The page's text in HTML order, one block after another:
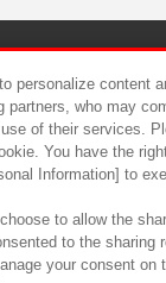
て カスタマーハラ
personalize content
partners, who may
of their services.
You have the
Information] to
to allow the
to the sharing
your consent on